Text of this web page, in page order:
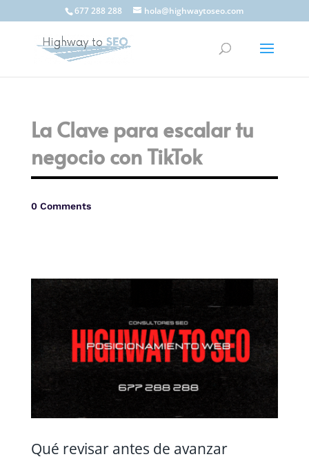
677 288 288 hola@highwaytoseo.com
La Clave para escalar tu
negocio con TikTok
0 Comments
Qué revisar antes de avanzar